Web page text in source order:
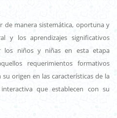
de manera sistemática, oportuna y
y los aprendizajes significativos
los niños y niñas en esta etapa
requerimientos formativos
origen en las características de la
que establecen con su